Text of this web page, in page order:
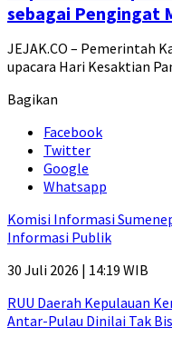
sebagai Pengingat
JEJAK.CO – Pemerintah
upacara Hari Kesaktian
Bagikan
Facebook
Twitter
Google
Whatsapp
Komisi Informasi
Informasi Publik
30 Juli 2026 | 14:19 WIB
RUU Daerah Kepulauan
Antar-Pulau Dinilai Tak